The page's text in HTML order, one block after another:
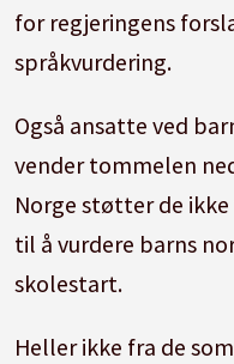
for regjeringens
språkvurdering.
Også ansatte ved
vender tommelen
Norge støtter de
til å vurdere barns
skolestart.
Heller ikke fra de